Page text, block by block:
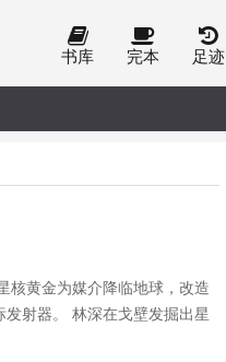
书库 完本 足迹
核黄金为媒介降临地球，改造
射器。 林深在戈壁发掘出星
者、觊觎超凡力量的追金资